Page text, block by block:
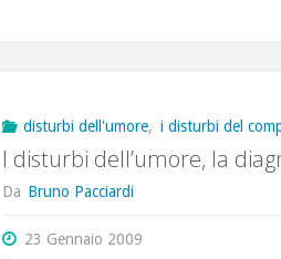
disturbi dell'umore, i disturbi del
I disturbi dell’umore, la
Da Bruno Pacciardi
23 Gennaio 2009